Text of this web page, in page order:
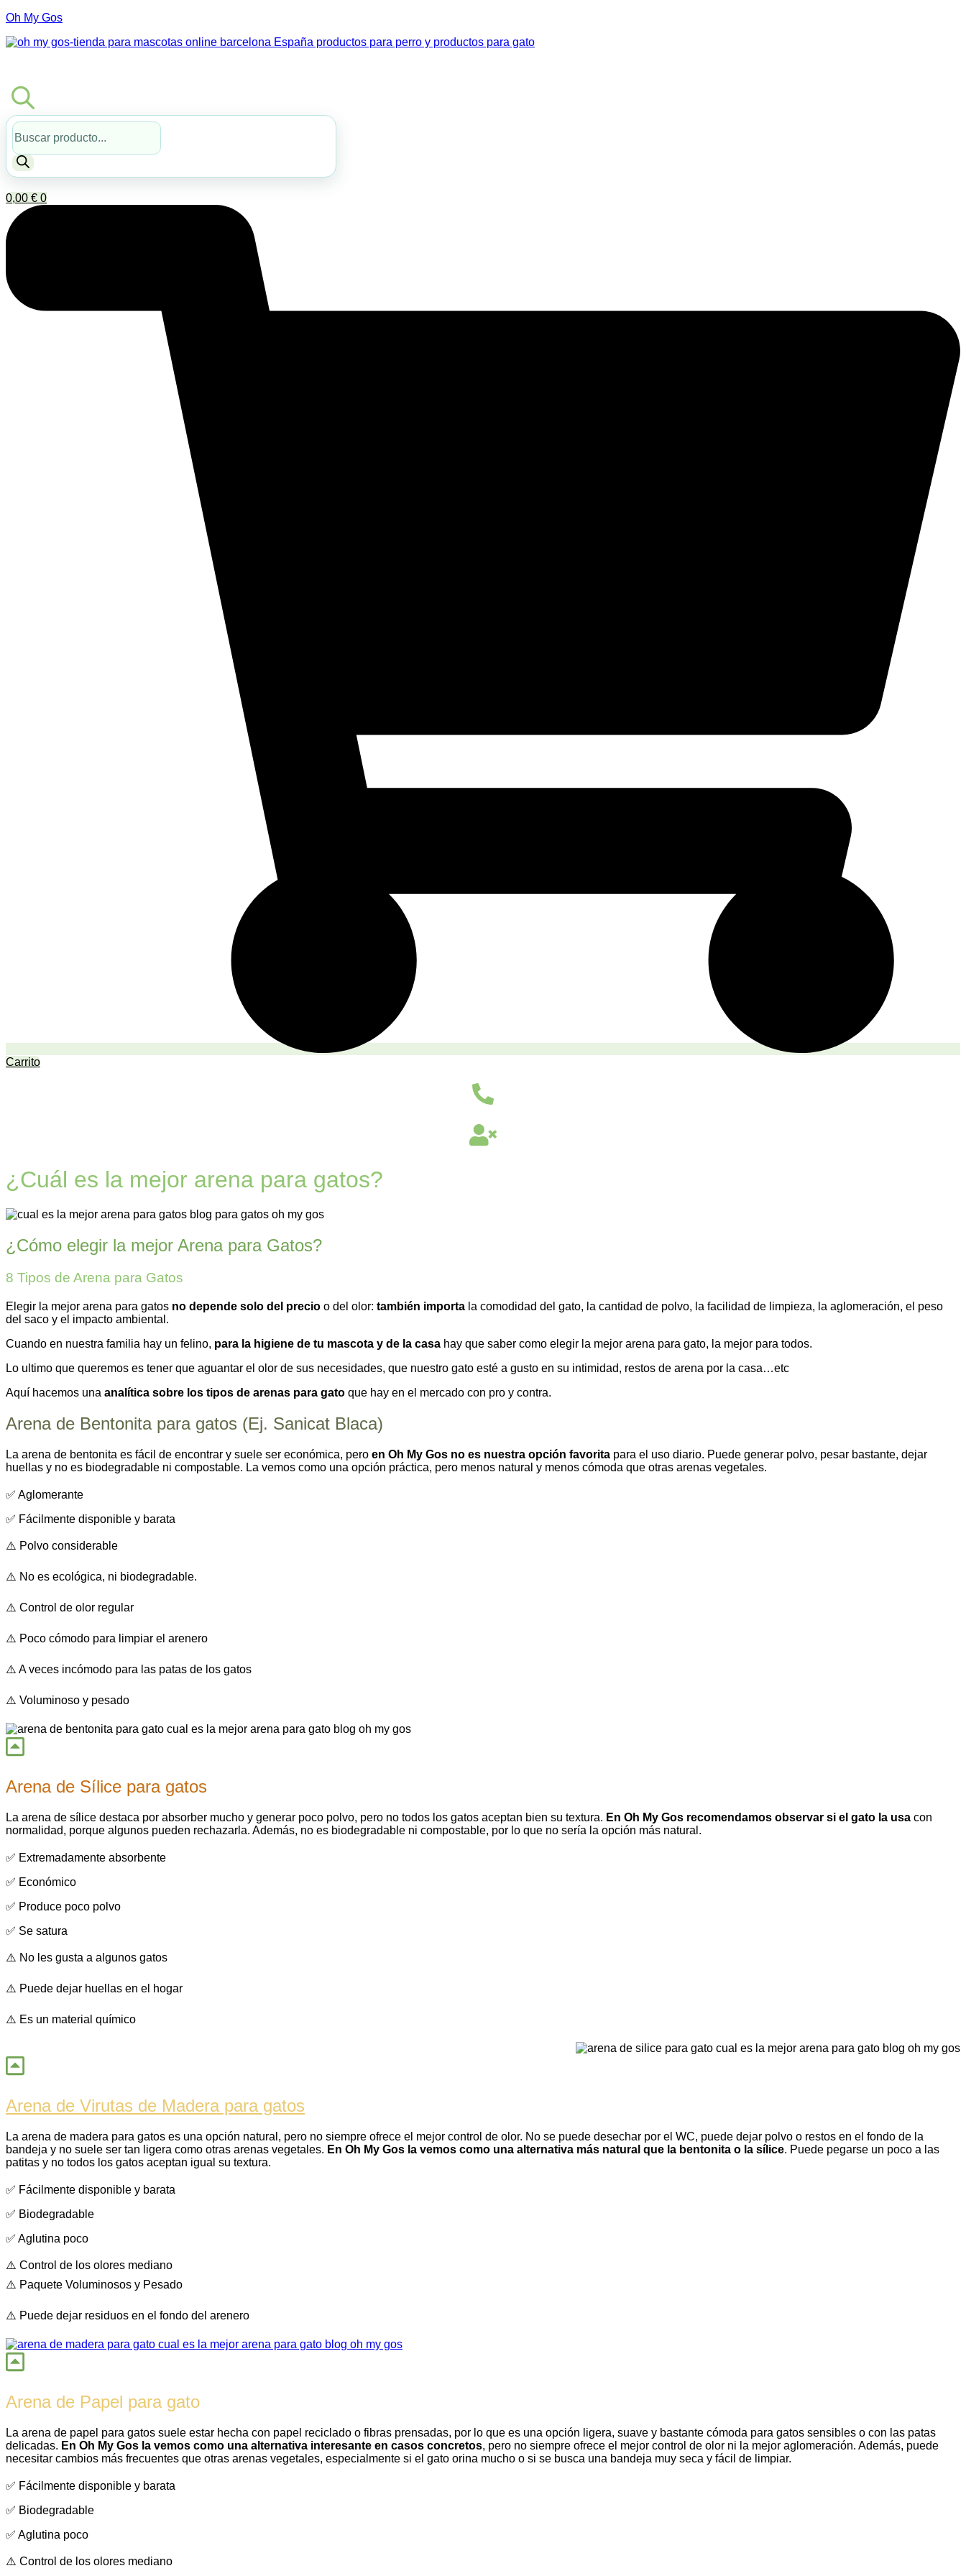
Oh My Gos
Búsqueda
de
productos
0,00 € 0
Carrito
¿Cuál es la mejor arena para gatos?
¿Cómo elegir la mejor Arena para Gatos?
8 Tipos de Arena para Gatos
Elegir la mejor arena para gatos no depende solo del precio o del olor: también importa la comodidad del gato, la cantidad de polvo, la facilidad de limpieza, la aglomeración, el peso
del saco y el impacto ambiental.
Cuando en nuestra familia hay un felino, para la higiene de tu mascota y de la casa hay que saber como elegir la mejor arena para gato, la mejor para todos.
Lo ultimo que queremos es tener que aguantar el olor de sus necesidades, que nuestro gato esté a gusto en su intimidad, restos de arena por la casa…etc
Aquí hacemos una analítica sobre los tipos de arenas para gato que hay en el mercado con pro y contra.
Arena de Bentonita para gatos (Ej. Sanicat Blaca)
La arena de bentonita es fácil de encontrar y suele ser económica, pero en Oh My Gos no es nuestra opción favorita para el uso diario. Puede generar polvo, pesar bastante, dejar
huellas y no es biodegradable ni compostable. La vemos como una opción práctica, pero menos natural y menos cómoda que otras arenas vegetales.
✅ Aglomerante
✅ Fácilmente disponible y barata
⚠️ Polvo considerable
⚠️ No es ecológica, ni biodegradable.
⚠️ Control de olor regular
⚠️ Poco cómodo para limpiar el arenero
⚠️ A veces incómodo para las patas de los gatos
⚠️ Voluminoso y pesado
Arena de Sílice para gatos
La arena de sílice destaca por absorber mucho y generar poco polvo, pero no todos los gatos aceptan bien su textura. En Oh My Gos recomendamos observar si el gato la usa con
normalidad, porque algunos pueden rechazarla. Además, no es biodegradable ni compostable, por lo que no sería la opción más natural.
✅ Extremadamente absorbente
✅ Económico
✅ Produce poco polvo
✅ Se satura
⚠️ No les gusta a algunos gatos
⚠️ Puede dejar huellas en el hogar
⚠️ Es un material químico
Arena de Virutas de Madera para gatos
La arena de madera para gatos es una opción natural, pero no siempre ofrece el mejor control de olor. No se puede desechar por el WC, puede dejar polvo o restos en el fondo de la
bandeja y no suele ser tan ligera como otras arenas vegetales. En Oh My Gos la vemos como una alternativa más natural que la bentonita o la sílice. Puede pegarse un poco a las
patitas y no todos los gatos aceptan igual su textura.
✅ Fácilmente disponible y barata
✅ Biodegradable
✅ Aglutina poco
⚠️ Control de los olores mediano
⚠️ Paquete Voluminosos y Pesado
⚠️ Puede dejar residuos en el fondo del arenero
Arena de Papel para gato
La arena de papel para gatos suele estar hecha con papel reciclado o fibras prensadas, por lo que es una opción ligera, suave y bastante cómoda para gatos sensibles o con las patas
delicadas. En Oh My Gos la vemos como una alternativa interesante en casos concretos, pero no siempre ofrece el mejor control de olor ni la mejor aglomeración. Además, puede
necesitar cambios más frecuentes que otras arenas vegetales, especialmente si el gato orina mucho o si se busca una bandeja muy seca y fácil de limpiar.
✅ Fácilmente disponible y barata
✅ Biodegradable
✅ Aglutina poco
⚠️ Control de los olores mediano